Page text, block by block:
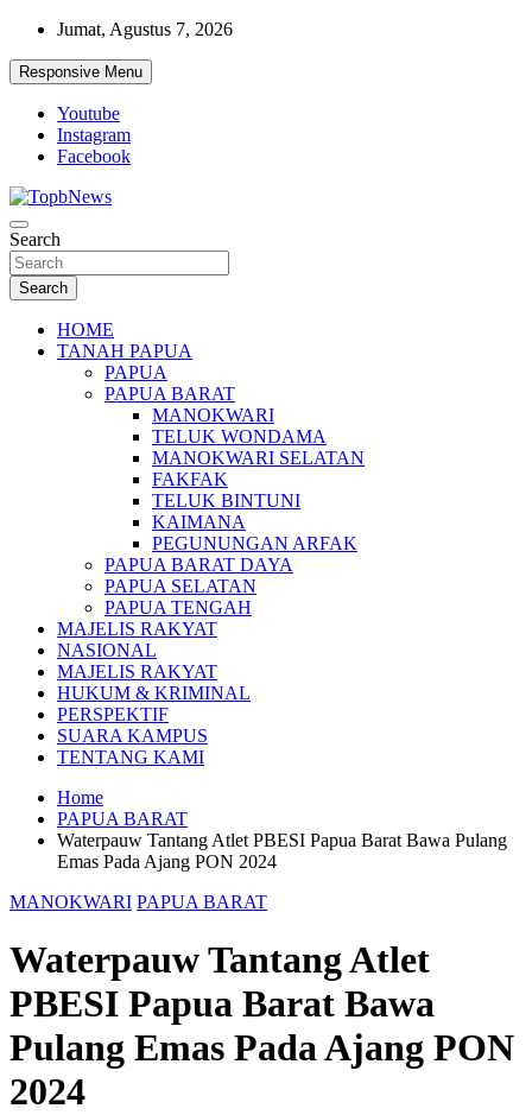
Skip
content
Jumat, Agustus 7, 2026
Responsive Menu
Youtube
Instagram
Facebook
Search
Search
HOME
TANAH PAPUA
PAPUA
PAPUA BARAT
MANOKWARI
TELUK WONDAMA
MANOKWARI SELATAN
FAKFAK
TELUK BINTUNI
KAIMANA
PEGUNUNGAN ARFAK
PAPUA BARAT DAYA
PAPUA SELATAN
PAPUA TENGAH
MAJELIS RAKYAT
NASIONAL
MAJELIS RAKYAT
HUKUM & KRIMINAL
PERSPEKTIF
SUARA KAMPUS
TENTANG KAMI
Home
PAPUA BARAT
Waterpauw Tantang Atlet PBESI Papua Barat Bawa Pulang
Emas Pada Ajang PON 2024
MANOKWARI PAPUA BARAT
Waterpauw Tantang Atlet
PBESI Papua Barat Bawa
Pulang Emas Pada Ajang PON
2024